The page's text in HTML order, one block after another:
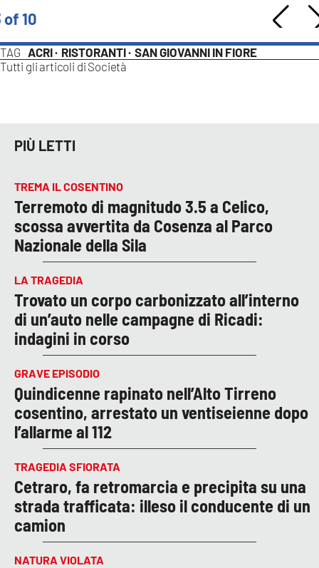
of 10
TAG ACRI · RISTORANTI · SAN GIOVANNI IN FIORE
Tutti gli articoli di Società
PIÙ LETTI
TREMA IL COSENTINO
Terremoto di magnitudo 3.5 a Celico,
scossa avvertita da Cosenza al Parco
Nazionale della Sila
LA TRAGEDIA
Trovato un corpo carbonizzato all’interno
di un’auto nelle campagne di Ricadi:
indagini in corso
GRAVE EPISODIO
Quindicenne rapinato nell’Alto Tirreno
cosentino, arrestato un ventiseienne dopo
l’allarme al 112
TRAGEDIA SFIORATA
Cetraro, fa retromarcia e precipita su una
strada trafficata: illeso il conducente di un
camion
NATURA VIOLATA